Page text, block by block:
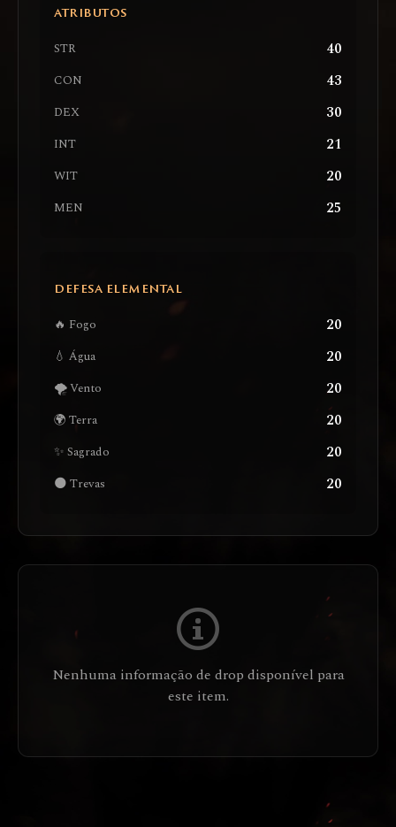
ATRIBUTOS
STR 40
CON 43
DEX 30
INT 21
WIT 20
MEN 25
DEFESA ELEMENTAL
🔥 Fogo 20
💧 Água 20
🌪️ Vento 20
🌍 Terra 20
✨ Sagrado 20
🌑 Trevas 20
Nenhuma informação de drop disponível para
este item.